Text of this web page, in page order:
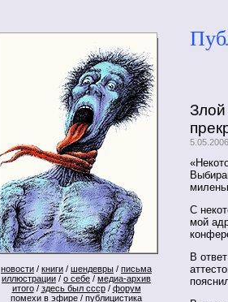
новости / книги / шендевры / письма
иллюстрации / о себе / медиа-архив
итого/ здесь был ссср/ форум
помехи в эфире / публицистика
C
мой
В